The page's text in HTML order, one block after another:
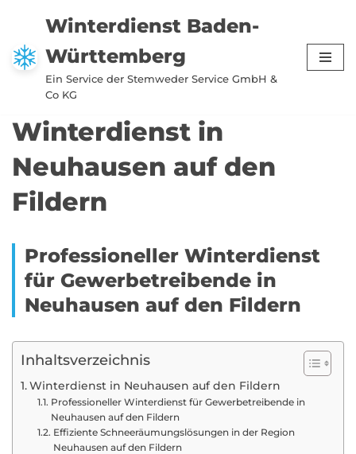
Zum
Inhalt
springen
Winterdienst Baden-
Württemberg
Ein Service der Stemweder Service GmbH &
Co KG
Winterdienst in
Neuhausen auf den
Fildern
Professioneller Winterdienst
für Gewerbetreibende in
Neuhausen auf den Fildern
Inhaltsverzeichnis
Winterdienst in Neuhausen auf den Fildern
Professioneller Winterdienst für Gewerbetreibende in
Neuhausen auf den Fildern
Effiziente Schneeräumungslösungen in der Region
Neuhausen auf den Fildern